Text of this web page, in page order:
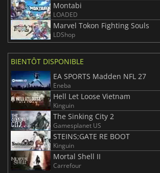
Montabi
LOADED
Marvel Tokon Fighting Souls
LDShop
BIENTÔT DISPONIBLE
EA SPORTS Madden NFL 27
Eneba
Hell Let Loose Vietnam
Kinguin
The Sinking City 2
Gamesplanet US
STEINS;GATE RE BOOT
Kinguin
Mortal Shell II
Carrefour